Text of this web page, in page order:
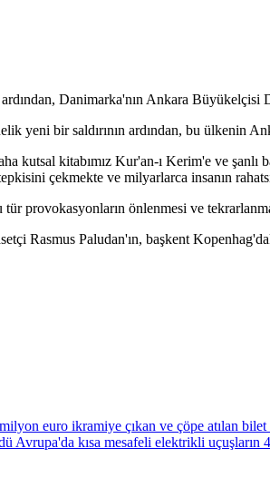
Danimarka'nın Ankara
yeni bir saldırının ardından, bu ülkenin
kitabımız Kur'an-ı Kerim'e ve şanlı
çekmekte ve milyarlarca insanın
tür provokasyonların önlenmesi ve
Rasmus Paludan'ın, başkent
euro ikramiye çıkan ve çöpe atılan
Avrupa'da kısa mesafeli elektrikli uçuşların